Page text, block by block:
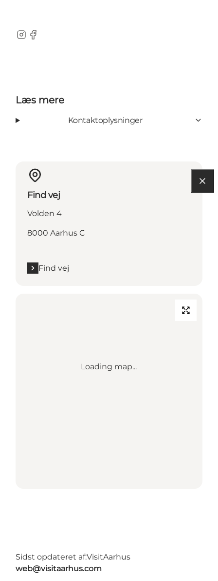
Instagram
Facebook
Læs mere
Kontaktoplysninger
Find vej
Volden 4
8000 Aarhus C
Find vej
Loading map...
Sidst opdateret af:VisitAarhus
web@visitaarhus.com